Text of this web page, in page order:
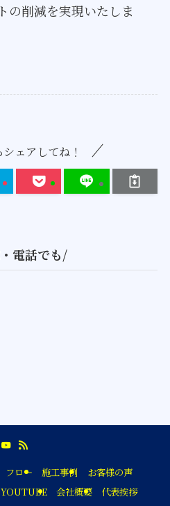
の削減を実現いたしま
ェアしてね！
電話でも/
フロー 施工事例
お客様の声
YOUTUBE 会社概要
代表挨拶